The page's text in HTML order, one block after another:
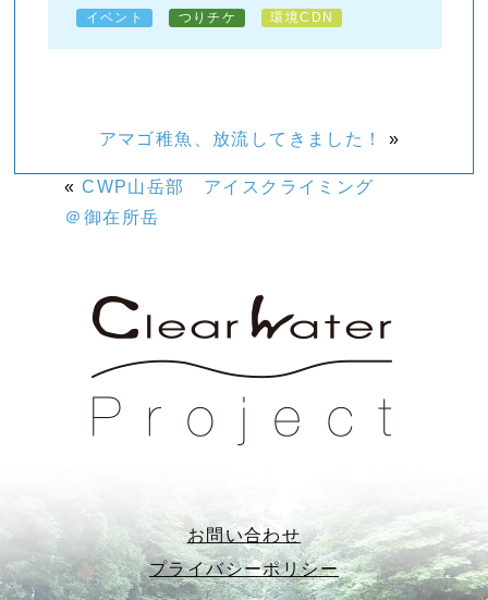
イベント つりチケ 環境CDN
アマゴ稚魚、放流してきました！ »
«CWP山岳部 アイスクライミング
＠御在所岳
お問い合わせ
プライバシーポリシー